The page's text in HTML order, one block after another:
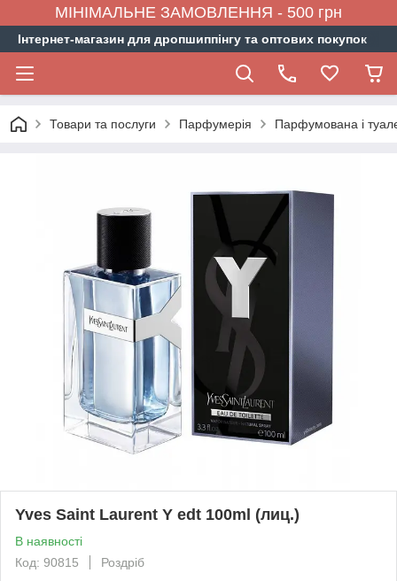
МІНІМАЛЬНЕ ЗАМОВЛЕННЯ - 500 грн
Інтернет-магазин для дропшиппінгу та оптових покупок
Товари та послуги Парфумерія Парфумована і
Yves Saint Laurent Y edt 100ml (лиц.)
В наявності
Код: 90815
Роздріб